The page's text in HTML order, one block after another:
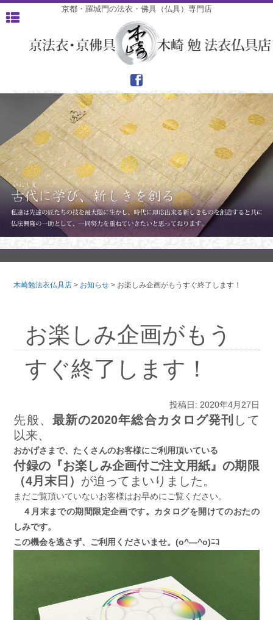
京都・羅城門の法衣・佛具（仏具）専門店
木崎勉法衣仏具店 > お知らせ > お楽しみ企画がもうすぐ終了します！
お楽しみ企画がもう
すぐ終了します！
投稿日: 2020年4月27日
先般、 最新の2020年総合カタログ発刊 して
以来、
おかげさまで、たくさんのお客様にご利用頂いている
付録の『お楽しみ企画付ご注文用紙』の期限
（4月末日） が迫ってまいりました。
まだご覧頂いていないお客様はお早めにご覧ください。
４月末までの期間限定企画です。カタログを開けてのおたの
しみです。
この機会を逃さず、ご利用くださいませ。(o^―^o)ﾆｺ